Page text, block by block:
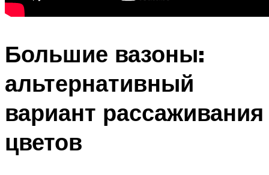
Большие вазоны:
альтернативный
вариант рассаживания
цветов